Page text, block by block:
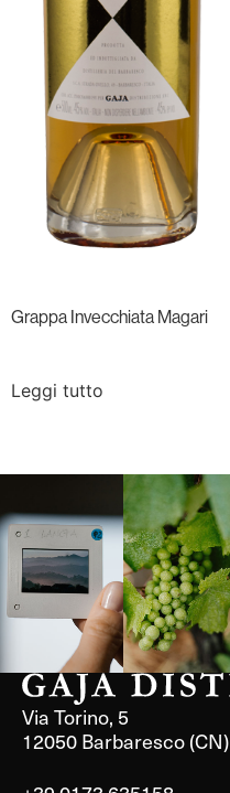
Grappa Invecchiata Magari
Leggi tutto
Langa, 1977 Borgogna,
Francia
Via Torino, 5
12050 Barbaresco (CN)